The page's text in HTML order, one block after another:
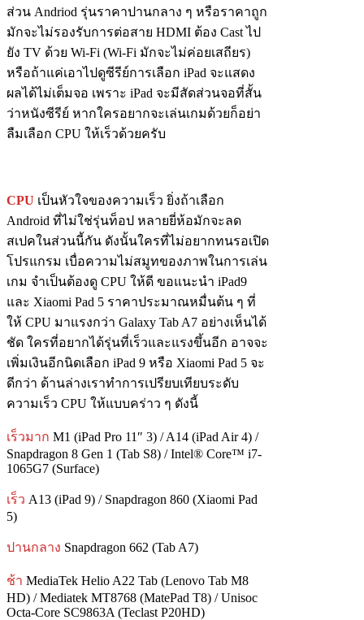
ส่วน Andriod รุ่นราคาปานกลาง ๆ หรือราคาถูก
มักจะไม่รองรับการต่อสาย HDMI ต้อง Cast ไป
ยัง TV ด้วย Wi-Fi (Wi-Fi มักจะไม่ค่อยเสถียร)
หรือถ้าแค่เอาไปดูซีรีย์การเลือก iPad จะแสดง
ผลได้ไม่เต็มจอ เพราะ iPad จะมีสัดส่วนจอที่สั้น
ว่าหนังซีรีย์ หากใครอยากจะเล่นเกมด้วยก็อย่า
ลืมเลือก CPU ให้เร็วด้วยครับ
CPU เป็นหัวใจของความเร็ว ยิ่งถ้าเลือก
Android ที่ไม่ใช่รุ่นท็อป หลายยี่ห้อมักจะลด
สเปคในส่วนนี้กัน ดังนั้นใครที่ไม่อยากทนรอเปิด
โปรแกรม เบื่อความไม่สมูทของภาพในการเล่น
เกม จำเป็นต้องดู CPU ให้ดี ขอแนะนำ iPad9
และ Xiaomi Pad 5 ราคาประมาณหมื่นต้น ๆ ที่
ให้ CPU มาแรงกว่า Galaxy Tab A7 อย่างเห็นได้
ชัด ใครที่อยากได้รุ่นที่เร็วและแรงขึ้นอีก อาจจะ
เพิ่มเงินอีกนิดเลือก iPad 9 หรือ Xiaomi Pad 5 จะ
ดีกว่า ด้านล่างเราทำการเปรียบเทียบระดับ
ความเร็ว CPU ให้แบบคร่าว ๆ ดังนี้
เร็วมาก M1 (iPad Pro 11″ 3) / A14 (iPad Air 4) /
Snapdragon 8 Gen 1 (Tab S8) / Intel® Core™ i7-
1065G7 (Surface)
เร็ว A13 (iPad 9) / Snapdragon 860 (Xiaomi Pad
5)
ปานกลาง Snapdragon 662 (Tab A7)
ช้า MediaTek Helio A22 Tab (Lenovo Tab M8
HD) / Mediatek MT8768 (MatePad T8) / Unisoc
Octa-Core SC9863A (Teclast P20HD)